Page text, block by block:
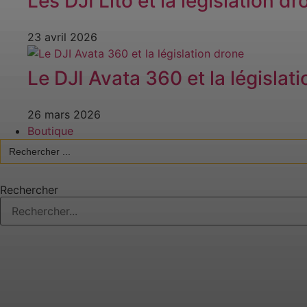
23 avril 2026
Le DJI Avata 360 et la
26 mars 2026
Boutique
Search
for:
Rechercher